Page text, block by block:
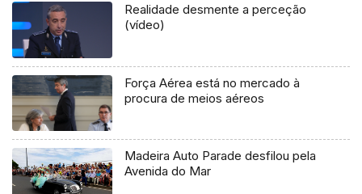
Realidade desmente a perceção
(vídeo)
Força Aérea está no mercado à
procura de meios aéreos
Madeira Auto Parade desfilou pela
Avenida do Mar